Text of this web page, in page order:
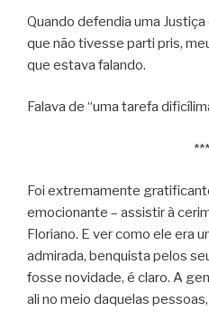
Quando defendia uma
que não tivesse parti pris,
que estava falando.
Falava de “uma tarefa
***
Foi extremamente
emocionante – assistir à
Floriano. E ver como ele era
admirada, benquista pelos
fosse novidade, é claro. A
ali no meio daquelas